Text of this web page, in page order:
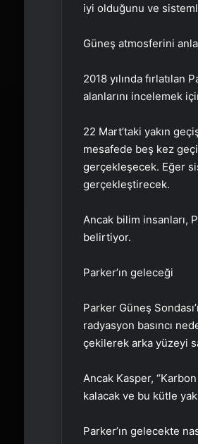
iyi olduğunu ve
Güneş atmosferini
2018 yılında fırlatılan
alanlarını incelemek
22 Mart’taki yakın
mesafede beş kez
gerçekleşecek. Eğer
gerçekleştirecek.
Ancak bilim insanları,
belirtiyor.
Parker’ın geleceği
Parker Güneş
radyasyon basıncı
çekilerek arka yüzeyi
Ancak Kasper,
kalacak ve bu kütle
Parker’ın gelecekte